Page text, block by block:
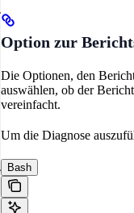
Option zur
Die Optionen, den
auswählen, ob der
vereinfacht.
Um die Diagnose
Bash